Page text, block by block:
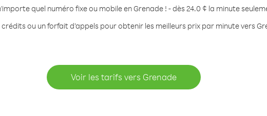
quel numéro fixe ou mobile en Grenade ! - dès 24.0 ¢ la minute
crédits ou un forfait d’appels pour obtenir les meilleurs prix par minute vers
Voir les tarifs vers Grenade